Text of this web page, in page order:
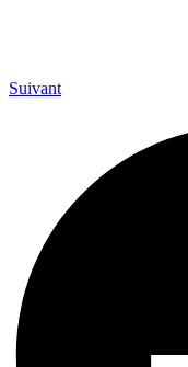
Suivant